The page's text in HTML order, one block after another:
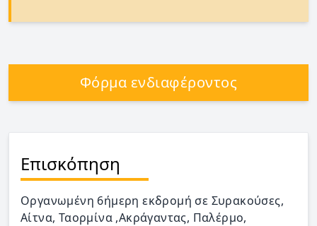
Φόρμα ενδιαφέροντος
Επισκόπηση
Οργανωμένη 6ήμερη εκδρομή σε Συρακούσες,
Αίτνα, Ταορμίνα ,Ακράγαντας, Παλέρμο,